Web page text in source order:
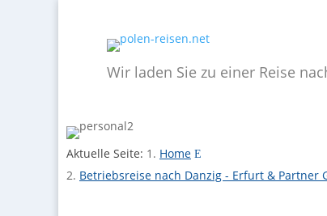
Wir laden Sie zu einer Reise
Home
Betriebsreise nach Danzig - Erfurt & Partner